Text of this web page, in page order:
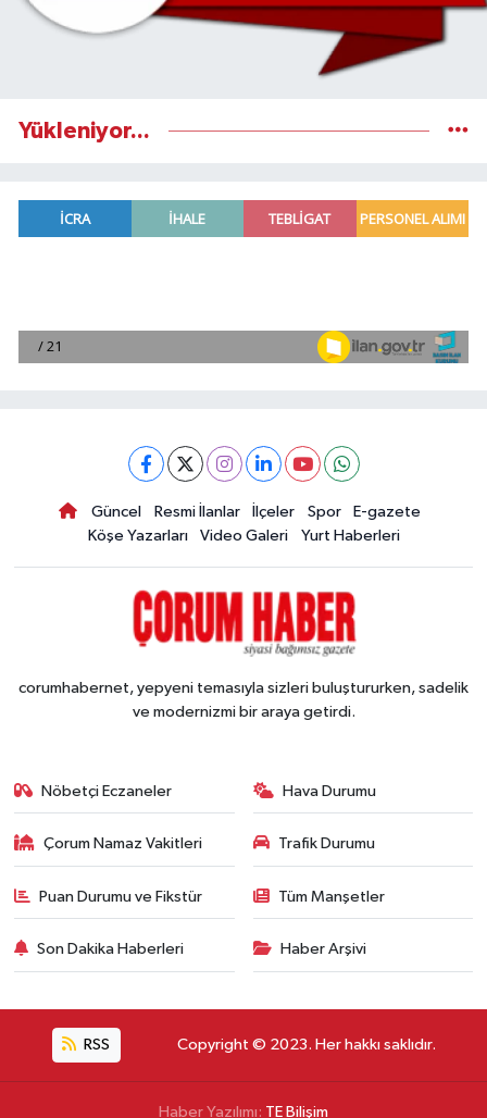
Yükleniyor...
Güncel Resmi İlanlar İlçeler Spor
E-gazete
Köşe Yazarları
Video Galeri Yurt Haberleri
corumhabernet, yepyeni temasıyla sizleri buluştururken, sadelik
ve modernizmi bir araya getirdi.
Nöbetçi Eczaneler Hava Durumu
Çorum Namaz Vakitleri Trafik Durumu
Puan Durumu ve Fikstür Tüm Manşetler
Son Dakika Haberleri Haber Arşivi
RSS Copyright © 2023. Her hakkı saklıdır.
Haber Yazılımı: TE Bilişim